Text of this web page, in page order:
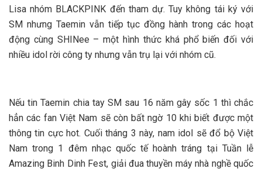
Lisa nhóm BLACKPINK đến tham dự. Tuy không tái ký với
SM nhưng Taemin vẫn tiếp tục đồng hành trong các hoạt
động cùng SHINee – một hình thức khá phổ biến đối với
nhiều idol rời công ty nhưng vẫn trụ lại với nhóm cũ.
Nếu tin Taemin chia tay SM sau 16 năm gây sốc 1 thì chắc
hẳn các fan Việt Nam sẽ còn bất ngờ 10 khi biết được một
thông tin cực hot. Cuối tháng 3 này, nam idol sẽ đổ bộ Việt
Nam trong 1 đêm nhạc quốc tế hoành tráng tại Tuần lễ
Amazing Binh Dinh Fest, giải đua thuyền máy nhà nghề quốc